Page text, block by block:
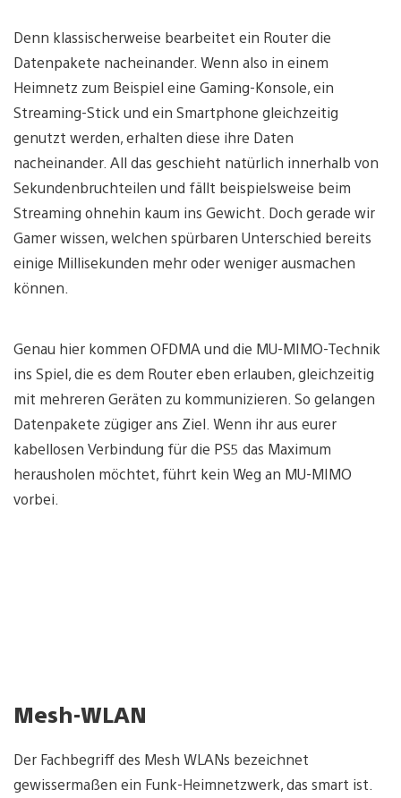
Denn klassischerweise bearbeitet ein Router die
Datenpakete nacheinander. Wenn also in einem
Heimnetz zum Beispiel eine Gaming-Konsole, ein
Streaming-Stick und ein Smartphone gleichzeitig
genutzt werden, erhalten diese ihre Daten
nacheinander. All das geschieht natürlich innerhalb von
Sekundenbruchteilen und fällt beispielsweise beim
Streaming ohnehin kaum ins Gewicht. Doch gerade wir
Gamer wissen, welchen spürbaren Unterschied bereits
einige Millisekunden mehr oder weniger ausmachen
können.
Genau hier kommen OFDMA und die MU-MIMO-Technik
ins Spiel, die es dem Router eben erlauben, gleichzeitig
mit mehreren Geräten zu kommunizieren. So gelangen
Datenpakete zügiger ans Ziel. Wenn ihr aus eurer
kabellosen Verbindung für die PS5 das Maximum
herausholen möchtet, führt kein Weg an MU-MIMO
vorbei.
Mesh-WLAN
Der Fachbegriff des Mesh WLANs bezeichnet
gewissermaßen ein Funk-Heimnetzwerk, das smart ist.